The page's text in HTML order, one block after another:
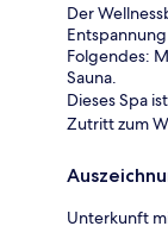
Der
Folgendes:
Sauna.
Dieses Spa
Zutritt zum
Unterkunft